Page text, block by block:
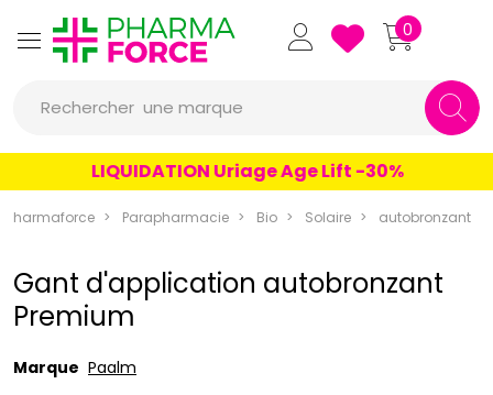
Pharmaforce Grande
0
Rechercher une marque
un conseil
un produit
LIQUIDATION Uriage Age Lift -30%
Pharmaforce Parapharmacie Bio Solaire autobronzant
Gant d'application autobronzant
Premium
Marque Paalm